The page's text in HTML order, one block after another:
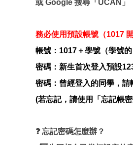
或 Google 搜尋「UCAN
務必使用預設帳號（1017
帳號：1017＋學號（學號的
密碼：新生首次登入預設
密碼：曾經登入的同學，請
(若忘記，請使用「忘記帳
❓ 忘記密碼怎麼辦？